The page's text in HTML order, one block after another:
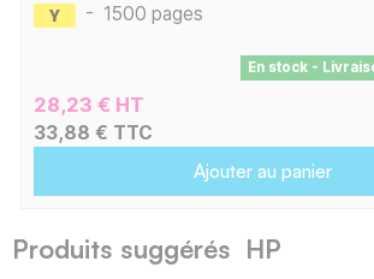
- 1500 pages
En stock -
28,23 € HT
33,88 € TTC
Ajouter au panier
Produits suggérés HP